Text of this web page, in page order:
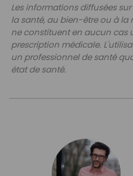
Les informations diffusées
la santé, au bien-être ou à la
ne constituent en aucun cas
prescription médicale.
un professionnel de santé
état de santé.